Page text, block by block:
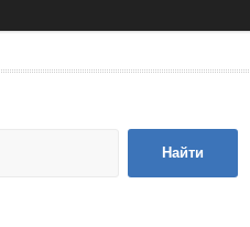
Найти